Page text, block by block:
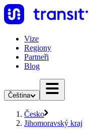
Vize
Regiony
Partneři
Blog
Čeština
Česko
Jihomoravský kraj